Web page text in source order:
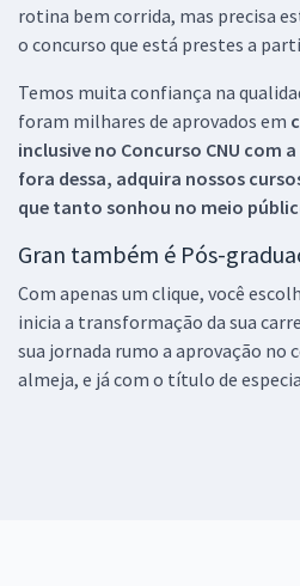
rotina bem corrida, mas precisa
o concurso que está prestes a
Temos muita confiança na
foram milhares de aprovados em
inclusive no Concurso CNU com
fora dessa, adquira nossos
que tanto sonhou no meio
Gran também é Pós-
Com apenas um clique, você
inicia a transformação da sua
sua jornada rumo a aprovação no
almeja, e já com o título de